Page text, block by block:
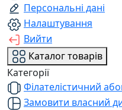
Персональні дані
Налаштування
Вийти
Каталог товарів
Категорії
Філателістичний
Замовити власний